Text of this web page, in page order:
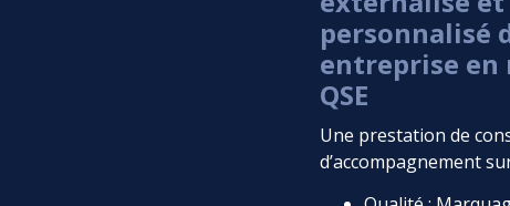
personnalisé
entreprise en
QSE
Une prestation de
d’accompagnement